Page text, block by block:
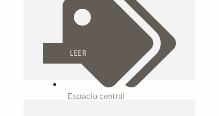
Espacio central
LEER